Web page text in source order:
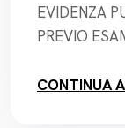
EVIDENZA
PREVIO
RICHIESTA
CONTINUA